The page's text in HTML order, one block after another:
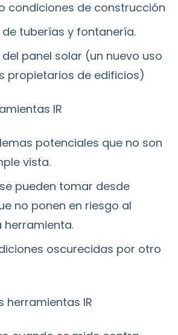
condiciones de construcción
tuberías y fontanería.
panel solar (un nuevo uso
propietarios de edificios)
IR
potenciales que no son
vista.
pueden tomar desde
no ponen en riesgo al
herramienta.
oscurecidas por otro
herramientas IR